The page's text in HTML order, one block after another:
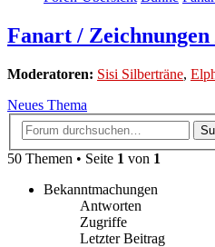
Fanart / Zeichnungen
Moderatoren: Sisi Silberträne,
Neues Thema
50 Themen • Seite 1 von 1
Bekanntmachungen
Antworten
Zugriffe
Letzter Beitrag